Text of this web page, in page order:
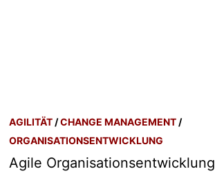
AGILITÄT /CHANGE MANAGEMENT /
ORGANISATIONSENTWICKLUNG
Agile Organisationsentwicklung